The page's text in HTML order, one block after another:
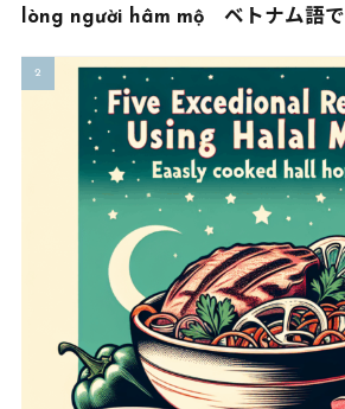
lòng người hâm mộ ベトナム語で